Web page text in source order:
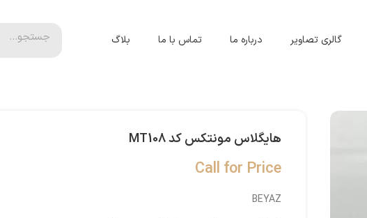
گالری تصاویر درباره ما تماس با ما بلاگ
هایگلاس مونتکس کد MT108
Call for Price
BEYAZ